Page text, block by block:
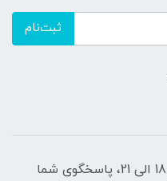
ثبت‌نام
روزهای کاری از ساعت 10 الی 14 و 18 الی 21، پاسخگوی شما